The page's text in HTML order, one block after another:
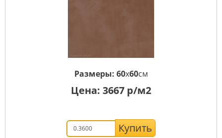
Размеры: 60x60см
Цена: 3667 р/м2
Купить